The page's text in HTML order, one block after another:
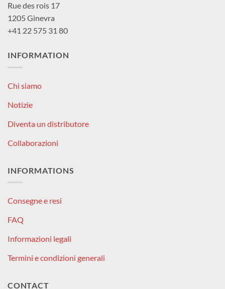
Rue des rois 17
1205 Ginevra
+41 22 575 31 80
INFORMATION
Chi siamo
Notizie
Diventa un distributore
Collaborazioni
INFORMATIONS
Consegne e resi
FAQ
Informazioni legali
Termini e condizioni generali
CONTACT